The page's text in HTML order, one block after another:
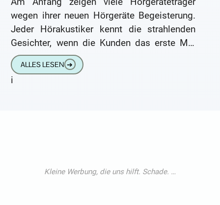
wegen ihrer neuen Hörgeräte Begeisterung.
Jeder Hörakustiker kennt die strahlenden
Gesichter, wenn die Kunden das erste Mal
die kleinen elektronischen Helfer im Ohr
haben. Doch
ALLES LESEN ➔
i